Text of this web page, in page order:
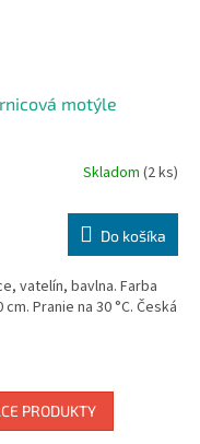
motýle
Skladom (2 ks)
Do košíka
vatelín, bavlna. Farba
Pranie na 30 °C. Česká
PRODUKTY